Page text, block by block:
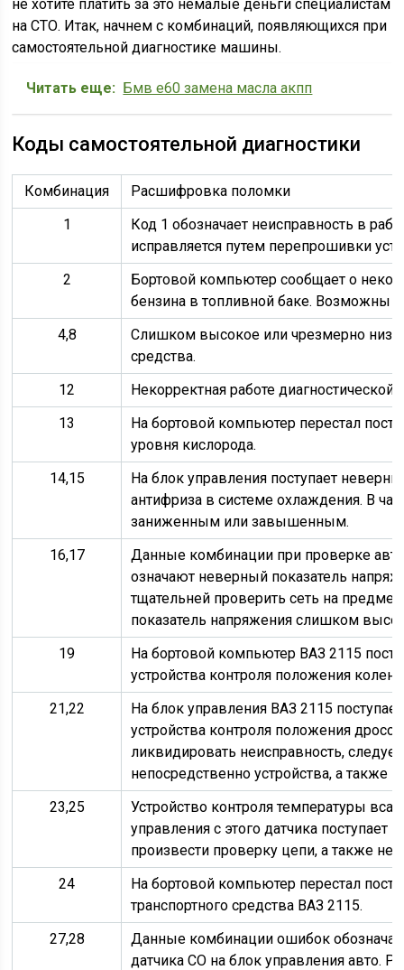
не хотите платить за это немалые деньги специалистам
на СТО. Итак, начнем с комбинаций, появляющихся при
самостоятельной диагностике машины.
Читать еще: Бмв е60 замена масла акпп
Коды самостоятельной диагностики
Комбинация
Расшифровка поломки
1
Код 1 обозначает неисправность в
исправляется путем перепрошивки
2
Бортовой компьютер сообщает о
бензина в топливной баке. Возможны
4,8
Слишком высокое или чрезмерно
средства.
12
Некорректная работе
13
На бортовой компьютер перестал
уровня кислорода.
14,15
На блок управления поступает
антифриза в системе охлаждения. В
заниженным или завышенным.
16,17
Данные комбинации при проверке
означают неверный показатель
тщательней проверить сеть на
показатель напряжения слишком
19
На бортовой компьютер ВАЗ 2115
устройства контроля положения
21,22
На блок управления ВАЗ 2115
устройства контроля положения
ликвидировать неисправность,
непосредственно устройства, а также
23,25
Устройство контроля температуры
управления с этого датчика поступает
произвести проверку цепи, а также
24
На бортовой компьютер перестал
транспортного средства ВАЗ 2115.
27,28
Данные комбинации ошибок
датчика СО на блок управления авто.